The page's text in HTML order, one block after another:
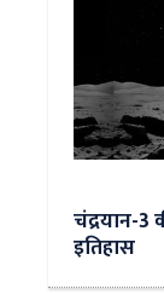
चंद्रयान-
इतिहास